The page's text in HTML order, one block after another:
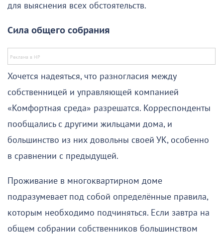
для выяснения всех обстоятельств.
Сила общего собрания
Хочется надеяться, что разногласия между
собственницей и управляющей компанией
«Комфортная среда» разрешатся. Корреспонденты
пообщались с другими жильцами дома, и
большинство из них довольны своей УК, особенно
в сравнении с предыдущей.
Проживание в многоквартирном доме
подразумевает под собой определённые правила,
которым необходимо подчиняться. Если завтра на
общем собрании собственников большинством